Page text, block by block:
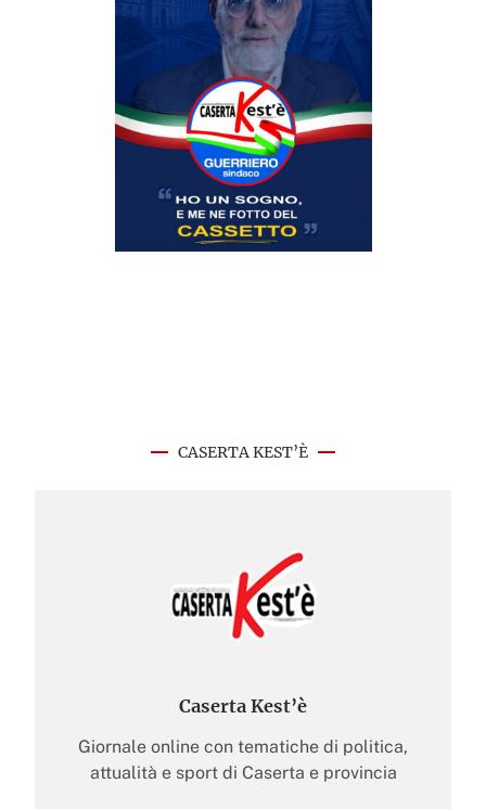
CASERTA KEST’È
Caserta Kest’è
Giornale online con tematiche di politica,
attualità e sport di Caserta e provincia